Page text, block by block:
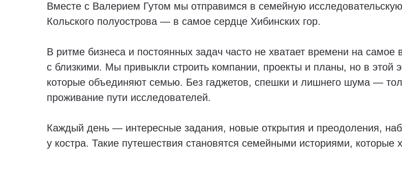
Вместе с Валерием Гутом мы отправимся в семейную
Кольского полуострова — в самое сердце Хибинских гор.
В ритме бизнеса и постоянных задач часто не хватает времени на
с близкими. Мы привыкли строить компании, проекты и планы, но в
которые объединяют семью. Без гаджетов, спешки и лишнего шума —
проживание пути исследователей.
Каждый день — интересные задания, новые открытия и преодоления,
у костра. Такие путешествия становятся семейными историями, которые